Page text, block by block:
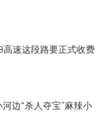
速这段路要正式收费
边“杀人夺宝”麻辣小